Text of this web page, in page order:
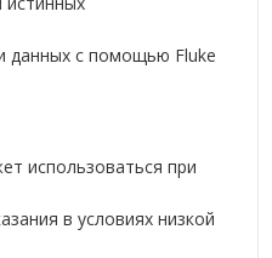
данных с помощью Fluke
использоваться при
в условиях низкой